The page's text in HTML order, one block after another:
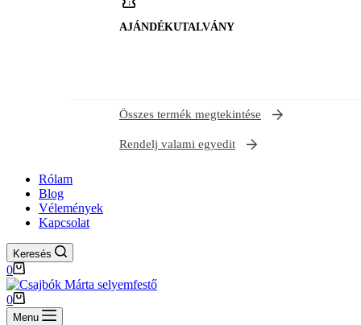
AJÁNDÉKUTALVÁNY
Összes termék megtekintése
Rendelj valami egyedit
Rólam
Blog
Vélemények
Kapcsolat
Keresés
Shopping
cart
0
Shopping
cart
0
Menu